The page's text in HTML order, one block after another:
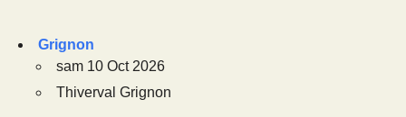
Grignon
sam 10 Oct 2026
Thiverval Grignon